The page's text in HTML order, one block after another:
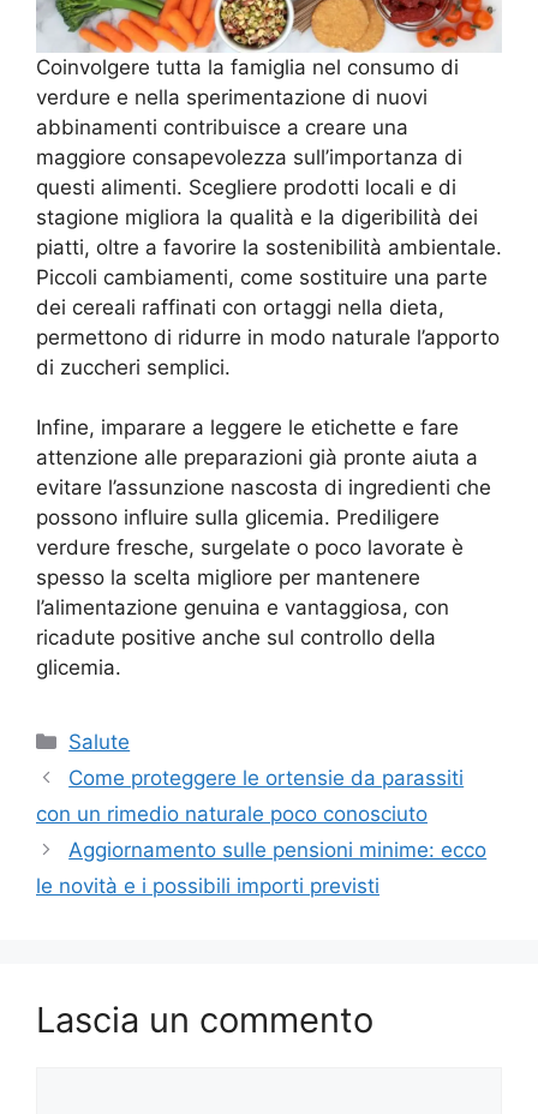
Coinvolgere tutta la famiglia nel consumo di
verdure e nella sperimentazione di nuovi
abbinamenti contribuisce a creare una
maggiore consapevolezza sull’importanza di
questi alimenti. Scegliere prodotti locali e di
stagione migliora la qualità e la digeribilità dei
piatti, oltre a favorire la sostenibilità ambientale.
Piccoli cambiamenti, come sostituire una parte
dei cereali raffinati con ortaggi nella dieta,
permettono di ridurre in modo naturale l’apporto
di zuccheri semplici.
Infine, imparare a leggere le etichette e fare
attenzione alle preparazioni già pronte aiuta a
evitare l’assunzione nascosta di ingredienti che
possono influire sulla glicemia. Prediligere
verdure fresche, surgelate o poco lavorate è
spesso la scelta migliore per mantenere
l’alimentazione genuina e vantaggiosa, con
ricadute positive anche sul controllo della
glicemia.
Categorie
Salute
Come proteggere le ortensie da parassiti
con un rimedio naturale poco conosciuto
Aggiornamento sulle pensioni minime: ecco
le novità e i possibili importi previsti
Lascia un commento